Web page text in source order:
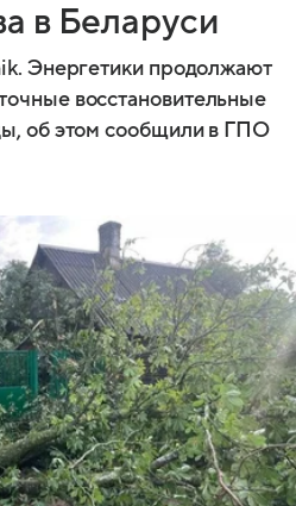
в Беларуси
Энергетики продолжают
восстановительные
об этом сообщили в ГПО